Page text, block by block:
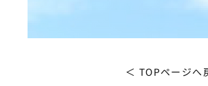
＜ TOPページへ